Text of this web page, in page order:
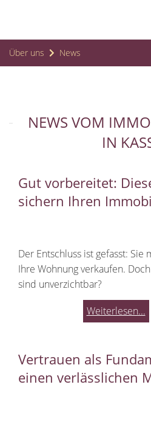
Über uns News
NEWS VOM
IN
Gut vorbereitet:
sichern Ihren
Der Entschluss ist gefasst:
Ihre Wohnung verkaufen.
sind unverzichtbar?
Weiterlesen...
Vertrauen als
einen verlässlichen